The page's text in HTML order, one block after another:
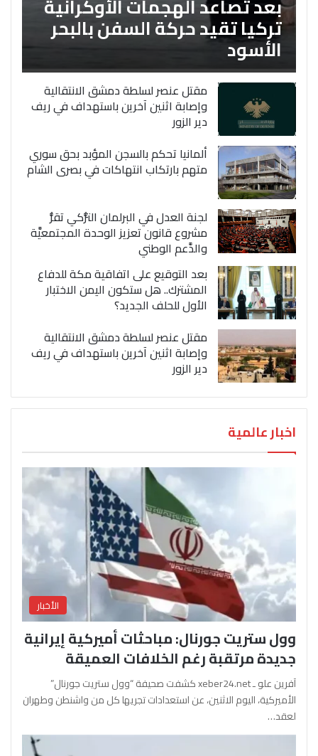
تركيا تقيد حركة السفن بالبحر
الأسود
مقتل عنصر لسلطة دمشق الانتقالية
وإصابة اثنين آخرين باستهداف في ريف
دير الزور
ألمانيا تحكم بالسجن المؤبد بحق سوري
متهم بارتكاب انتهاكات في بصرى الشام
لجنة العدل في البرلمان التُّركي تقرُّ
مشروع قانون تعزيز الوحدة المجتمعيَّة
والدَّعم الوطني
بعد التوقيع على اتفاقية مكة للدفاع
المشترك.. هل ستكون اليمن الاختبار
الأول للحلف الجديد؟
مقتل عنصر لسلطة دمشق الانتقالية
وإصابة اثنين آخرين باستهداف في ريف
دير الزور
اخبار عالمية
الأخبار
وول ستريت جورنال: مباحثات أميركية إيرانية
جديدة مرتقبة رغم الخلافات العميقة
آفرين علو ـ xeber24.net كشفت صحيفة “وول ستريت جورنال”
الأميركية، اليوم الاثنين، عن استعدادات تجريها كل من واشنطن وطهران
لعقد…